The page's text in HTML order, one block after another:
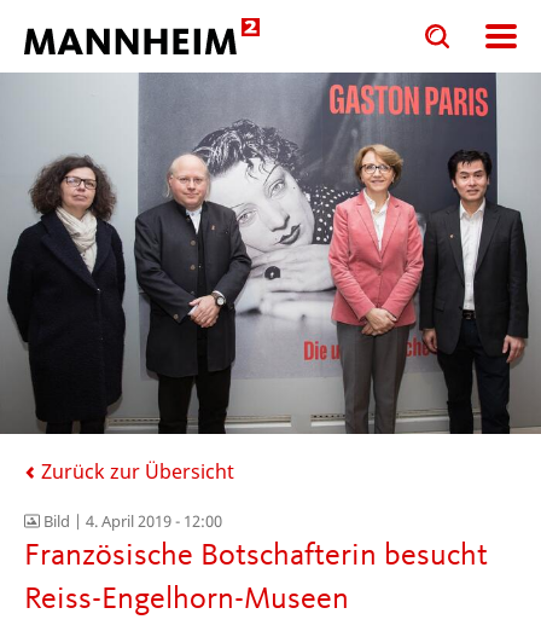
Toggle
search
input
form
Toggle
search
input
Zurück zur Übersicht
Bild | 4. April 2019 - 12:00
Französische Botschafterin besucht
Reiss-Engelhorn-Museen